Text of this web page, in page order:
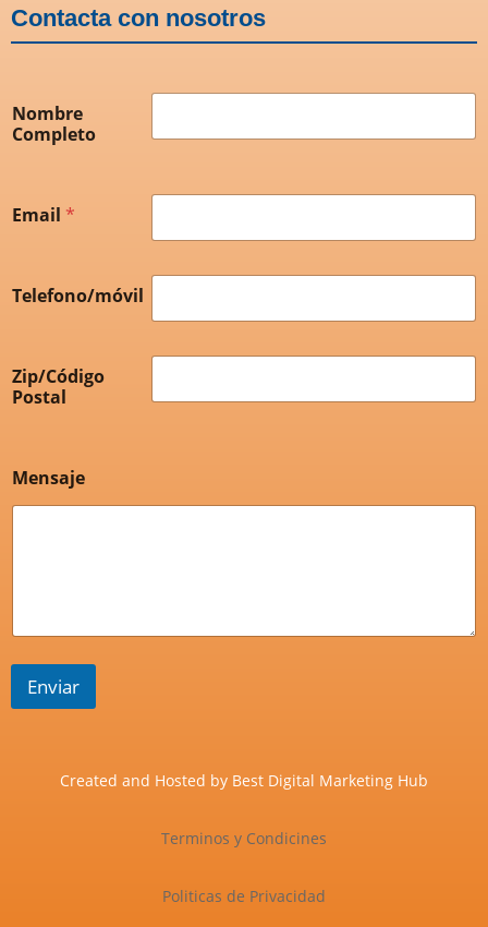
Contacta con nosotros
Nombre
Completo
Email *
Telefono/móvil
Zip/Código
Postal
Mensaje
Enviar
Created and Hosted by Best Digital Marketing Hub
Terminos y Condicines
Politicas de Privacidad